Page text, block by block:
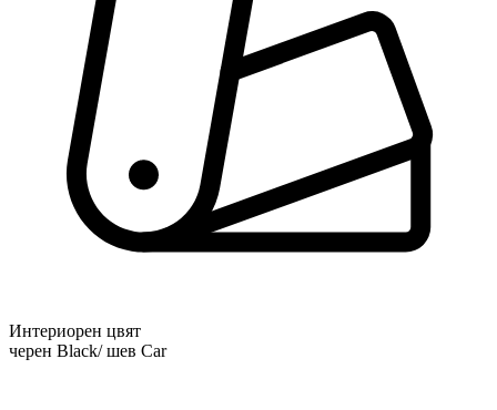
Интериорен цвят
черен Black/ шев Car